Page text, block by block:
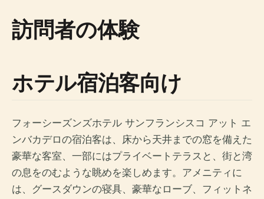
訪問者の体験
ホテル宿泊客向け
フォーシーズンズホテル サンフランシスコ アット エ
ンバカデロの宿泊客は、床から天井までの窓を備えた
豪華な客室、一部にはプライベートテラスと、街と湾
の息をのむような眺めを楽しめます。アメニティに
は、グースダウンの寝具、豪華なローブ、フィットネ